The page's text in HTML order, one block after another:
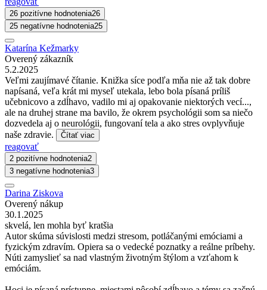
26 pozitívne hodnotenia26
25 negatívne hodnotenia25
Katarína Kežmarky
Overený zákazník
5.2.2025
Veľmi zaujímavé čítanie. Knižka síce podľa mňa nie až tak dobre
napísaná, veľa krát mi myseľ utekala, lebo bola písaná príliš
učebnicovo a zdĺhavo, vadilo mi aj opakovanie niektorých vecí...,
ale na druhej strane ma bavilo, že okrem psychológii som sa niečo
dozvedela aj o neurológii, fungovaní tela a ako stres ovplyvňuje
naše zdravie.
Čítať viac
reagovať
2 pozitívne hodnotenia2
3 negatívne hodnotenia3
Darina Ziskova
Overený nákup
30.1.2025
skvelá, len mohla byť kratšia
Autor skúma súvislosti medzi stresom, potláčanými emóciami a
fyzickým zdravím. Opiera sa o vedecké poznatky a reálne príbehy.
Núti zamyslieť sa nad vlastným životným štýlom a vzťahom k
emóciám.